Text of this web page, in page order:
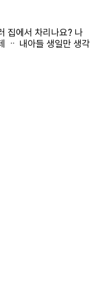
집에서 차리나요? 나
ᆢ 내아들 생일만 생각